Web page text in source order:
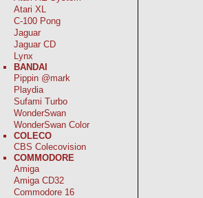
Atari XL
C-100 Pong
Jaguar
Jaguar CD
Lynx
BANDAI
Pippin @mark
Playdia
Sufami Turbo
WonderSwan
WonderSwan Color
COLECO
CBS Colecovision
COMMODORE
Amiga
Amiga CD32
Commodore 16